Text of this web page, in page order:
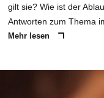
gilt sie? Wie ist der
Antworten zum Thema
Mehr lesen